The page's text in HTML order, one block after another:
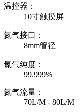
温控器：
10寸触摸屏
氮气接口：
8mm管径
氮气纯度：
99.999%
氮气流量：
70L/M - 80L/M